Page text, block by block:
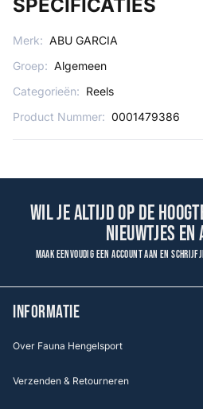
SPECIFICATIES
Merk: ABU GARCIA
Groep: Algemeen
Categorieën: Reels
Product Nummer: 0001479386
Wil je altijd op de
nieuwtjes en
Maak eenvoudig een account aan en
INFORMATIE
Over Fauna Hengelsport
Verzenden & Retourneren